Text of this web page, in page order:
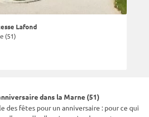
Lafond
(51)
dans la Marne (51)
des fêtes pour un anniversaire : pour ce qui